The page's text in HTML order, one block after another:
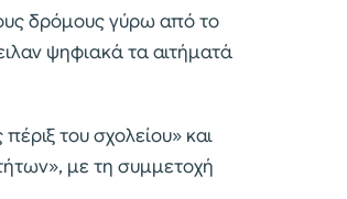
δρόμους γύρω από το
ψηφιακά τα αιτήματά
του σχολείου» και
με τη συμμετοχή